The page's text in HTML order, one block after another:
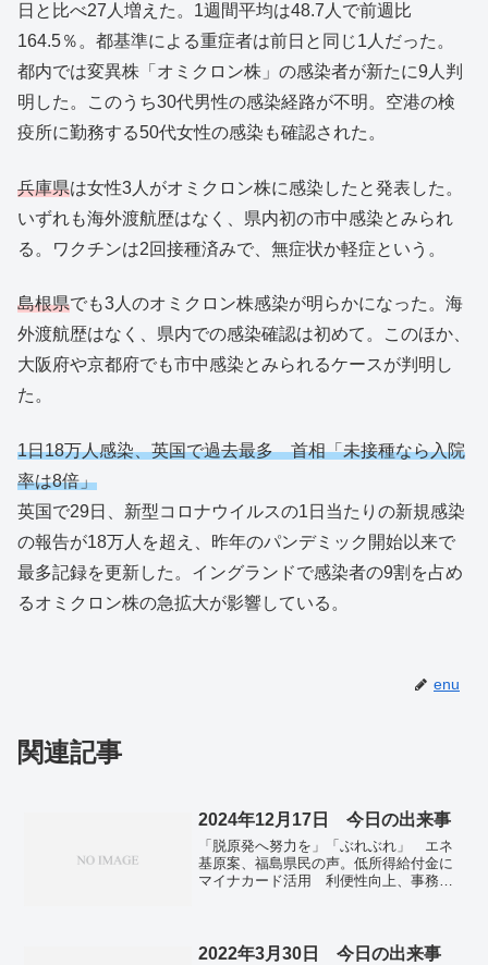
日と比べ27人増えた。1週間平均は48.7人で前週比
164.5％。都基準による重症者は前日と同じ1人だった。
都内では変異株「オミクロン株」の感染者が新たに9人判
明した。このうち30代男性の感染経路が不明。空港の検
疫所に勤務する50代女性の感染も確認された。
兵庫県は女性3人がオミクロン株に感染したと発表した。
いずれも海外渡航歴はなく、県内初の市中感染とみられ
る。ワクチンは2回接種済みで、無症状か軽症という。
島根県でも3人のオミクロン株感染が明らかになった。海
外渡航歴はなく、県内での感染確認は初めて。このほか、
大阪府や京都府でも市中感染とみられるケースが判明し
た。
1日18万人感染、英国で過去最多 首相「未接種なら入院
率は8倍」
英国で29日、新型コロナウイルスの1日当たりの新規感染
の報告が18万人を超え、昨年のパンデミック開始以来で
最多記録を更新した。イングランドで感染者の9割を占め
るオミクロン株の急拡大が影響している。
enu
関連記事
2024年12月17日 今日の出来事
「脱原発へ努力を」「ぶれぶれ」 エネ
基原案、福島県民の声。低所得給付金に
マイナカード活用 利便性向上、事務負
１５兆円投資表明、トランプ氏と面会。
2022年3月30日 今日の出来事